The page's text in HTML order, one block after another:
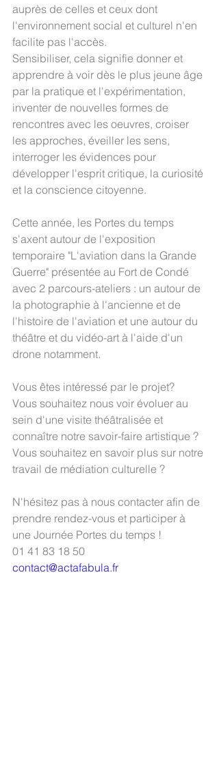
auprès de celles et ceux dont
l'environnement social et culturel n'en
facilite pas l'accès.
Sensibiliser, cela signifie donner et
apprendre à voir dès le plus jeune âge
par la pratique et l'expérimentation,
inventer de nouvelles formes de
rencontres avec les oeuvres, croiser
les approches, éveiller les sens,
interroger les évidences pour
développer l'esprit critique, la curiosité
et la conscience citoyenne.
Cette année, les Portes du temps
s'axent autour de l'exposition
temporaire "L'aviation dans la Grande
Guerre" présentée au Fort de Condé
avec 2 parcours-ateliers : un autour de
la photographie à l'ancienne et de
l'histoire de l'aviation et une autour du
théâtre et du vidéo-art à l'aide d'un
drone notamment.
Vous êtes intéressé par le projet?
Vous souhaitez nous voir évoluer au
sein d'une visite théâtralisée et
connaître notre savoir-faire artistique ?
Vous souhaitez en savoir plus sur notre
travail de médiation culturelle ?
N'hésitez pas à nous contacter afin de
prendre rendez-vous et participer à
une Journée Portes du temps !
01 41 83 18 50
contact@actafabula.fr